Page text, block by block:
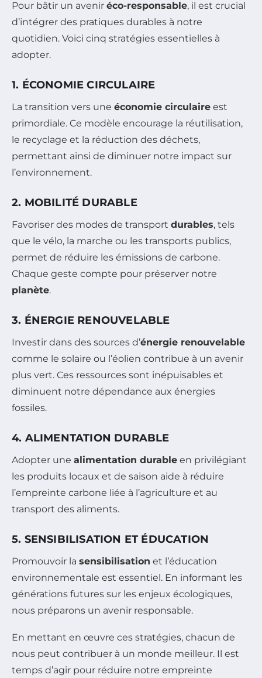
Pour bâtir un avenir éco-responsable, il est crucial
d’intégrer des pratiques durables à notre
quotidien. Voici cinq stratégies essentielles à
adopter.
1. ÉCONOMIE CIRCULAIRE
La transition vers une économie circulaire est
primordiale. Ce modèle encourage la réutilisation,
le recyclage et la réduction des déchets,
permettant ainsi de diminuer notre impact sur
l’environnement.
2. MOBILITÉ DURABLE
Favoriser des modes de transport durables, tels
que le vélo, la marche ou les transports publics,
permet de réduire les émissions de carbone.
Chaque geste compte pour préserver notre
planète.
3. ÉNERGIE RENOUVELABLE
Investir dans des sources d’énergie renouvelable
comme le solaire ou l’éolien contribue à un avenir
plus vert. Ces ressources sont inépuisables et
diminuent notre dépendance aux énergies
fossiles.
4. ALIMENTATION DURABLE
Adopter une alimentation durable en privilégiant
les produits locaux et de saison aide à réduire
l’empreinte carbone liée à l’agriculture et au
transport des aliments.
5. SENSIBILISATION ET ÉDUCATION
Promouvoir la sensibilisation et l’éducation
environnementale est essentiel. En informant les
générations futures sur les enjeux écologiques,
nous préparons un avenir responsable.
En mettant en œuvre ces stratégies, chacun de
nous peut contribuer à un monde meilleur. Il est
temps d’agir pour réduire notre empreinte